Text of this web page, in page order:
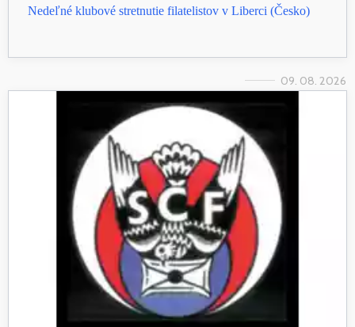
Nedeľné klubové stretnutie filatelistov v Liberci (Česko)
09. 08. 2026